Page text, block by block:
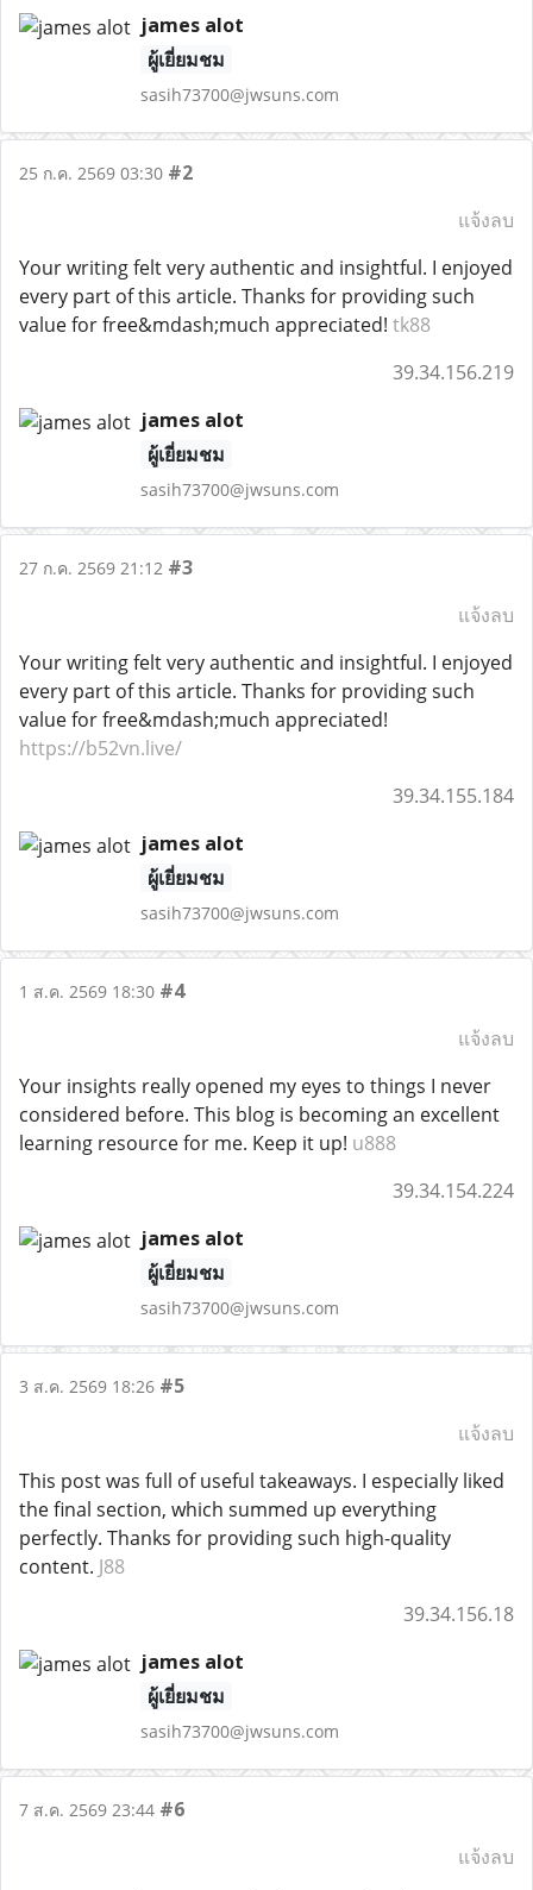
james alot
ผู้เยี่ยมชม
sasih73700@jwsuns.com
25 ก.ค. 2569 03:30 #2
แจ้งลบ
Your writing felt very authentic and insightful. I enjoyed
every part of this article. Thanks for providing such
value for free&mdash;much appreciated! tk88
39.34.156.219
james alot
ผู้เยี่ยมชม
sasih73700@jwsuns.com
27 ก.ค. 2569 21:12 #3
แจ้งลบ
Your writing felt very authentic and insightful. I enjoyed
every part of this article. Thanks for providing such
value for free&mdash;much appreciated!
https://b52vn.live/
39.34.155.184
james alot
ผู้เยี่ยมชม
sasih73700@jwsuns.com
1 ส.ค. 2569 18:30 #4
แจ้งลบ
Your insights really opened my eyes to things I never
considered before. This blog is becoming an excellent
learning resource for me. Keep it up! u888
39.34.154.224
james alot
ผู้เยี่ยมชม
sasih73700@jwsuns.com
3 ส.ค. 2569 18:26 #5
แจ้งลบ
This post was full of useful takeaways. I especially liked
the final section, which summed up everything
perfectly. Thanks for providing such high-quality
content. J88
39.34.156.18
james alot
ผู้เยี่ยมชม
sasih73700@jwsuns.com
7 ส.ค. 2569 23:44 #6
แจ้งลบ